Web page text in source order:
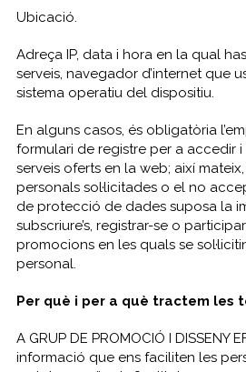
Ubicació.
Adreça IP, data i hora en la qual
serveis, navegador d’internet que
sistema operatiu del dispositiu.
En alguns casos, és obligatòria
formulari de registre per a accedir
serveis oferts en la web; així
personals sol·licitades o el no
de protecció de dades suposa la
subscriure’s, registrar-se o
promocions en les quals se
personal.
Per què i per a què tractem les
A GRUP DE PROMOCIÓ I DISSENY
informació que ens faciliten les